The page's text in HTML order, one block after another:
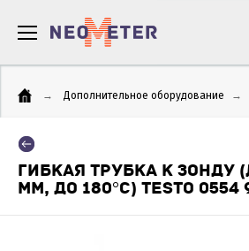
→ Дополнительное оборудование →
ГИБКАЯ ТРУБКА К ЗОНДУ
ММ, ДО 180°C) TESTO 0554